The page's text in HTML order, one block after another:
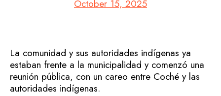
October 15, 2025
La comunidad y sus autoridades indígenas ya
estaban frente a la municipalidad y comenzó una
reunión pública, con un careo entre Coché y las
autoridades indígenas.